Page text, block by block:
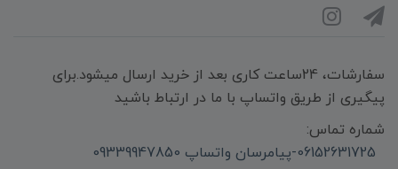
سفارشات، 24ساعت کاری بعد از خرید ارسال میشود.برای
پیگیری از طریق واتساپ با ما در ارتباط باشید
شماره تماس:
06152631725-پیامرسان واتساپ 09339947850